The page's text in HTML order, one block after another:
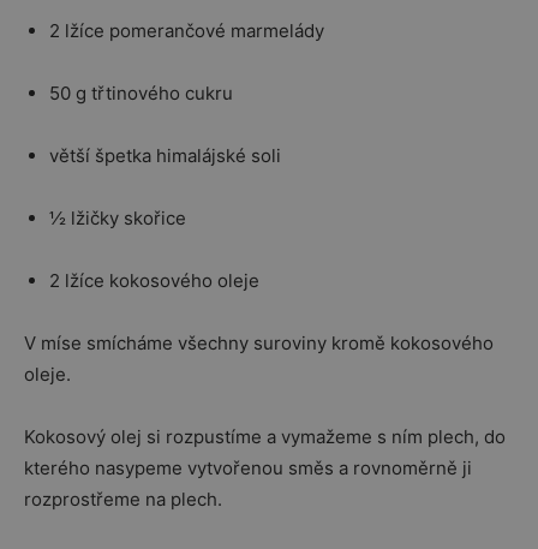
2 lžíce pomerančové marmelády
50 g třtinového cukru
větší špetka himalájské soli
½ lžičky skořice
2 lžíce kokosového oleje
V míse smícháme všechny suroviny kromě kokosového
oleje.
Kokosový olej si rozpustíme a vymažeme s ním plech, do
kterého nasypeme vytvořenou směs a rovnoměrně ji
rozprostřeme na plech.